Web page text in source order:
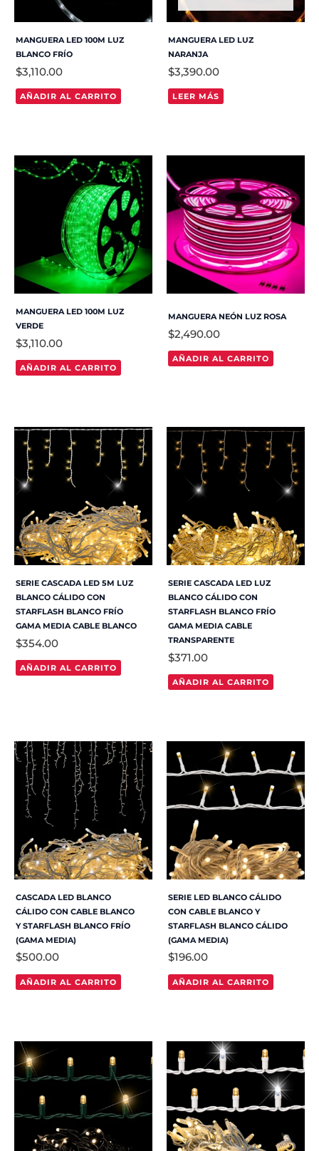
MANGUERA LED 100M LUZ
BLANCO FRÍO
$3,110.00
AÑADIR AL CARRITO
MANGUERA LED LUZ
NARANJA
$3,390.00
LEER MÁS
MANGUERA LED 100M LUZ
VERDE
$3,110.00
AÑADIR AL CARRITO
MANGUERA NEÓN LUZ ROSA
$2,490.00
AÑADIR AL CARRITO
SERIE CASCADA LED 5M LUZ
BLANCO CÁLIDO CON
STARFLASH BLANCO FRÍO
GAMA MEDIA CABLE BLANCO
$354.00
AÑADIR AL CARRITO
SERIE CASCADA LED LUZ
BLANCO CÁLIDO CON
STARFLASH BLANCO FRÍO
GAMA MEDIA CABLE
TRANSPARENTE
$371.00
AÑADIR AL CARRITO
CASCADA LED BLANCO
CÁLIDO CON CABLE BLANCO
Y STARFLASH BLANCO FRÍO
(GAMA MEDIA)
$500.00
AÑADIR AL CARRITO
SERIE LED BLANCO CÁLIDO
CON CABLE BLANCO Y
STARFLASH BLANCO CÁLIDO
(GAMA MEDIA)
$196.00
AÑADIR AL CARRITO